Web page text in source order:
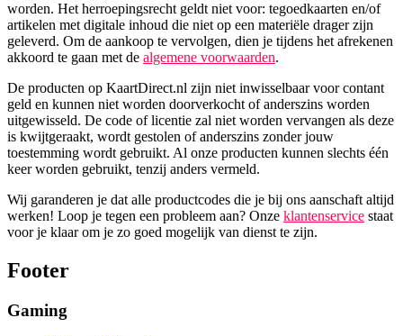
worden. Het herroepingsrecht geldt niet voor: tegoedkaarten en/of
artikelen met digitale inhoud die niet op een materiële drager zijn
geleverd. Om de aankoop te vervolgen, dien je tijdens het afrekenen
akkoord te gaan met de algemene voorwaarden.
De producten op KaartDirect.nl zijn niet inwisselbaar voor contant
geld en kunnen niet worden doorverkocht of anderszins worden
uitgewisseld. De code of licentie zal niet worden vervangen als deze
is kwijtgeraakt, wordt gestolen of anderszins zonder jouw
toestemming wordt gebruikt. Al onze producten kunnen slechts één
keer worden gebruikt, tenzij anders vermeld.
Wij garanderen je dat alle productcodes die je bij ons aanschaft altijd
werken! Loop je tegen een probleem aan? Onze klantenservice staat
voor je klaar om je zo goed mogelijk van dienst te zijn.
Footer
Gaming